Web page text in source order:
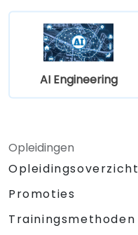
AI Engineering
Opleidingen
Opleidingsoverzicht
Promoties
Trainingsmethoden